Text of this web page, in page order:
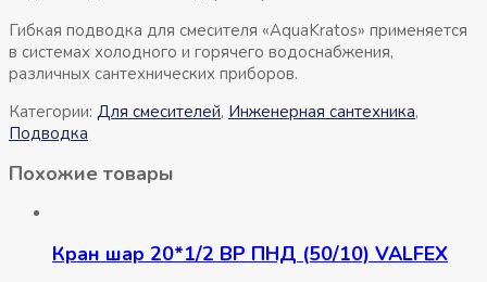
Гибкая подводка для смесителя «AquaKratos» применяется
в системах холодного и горячего водоснабжения,
различных сантехнических приборов.
Категории: Для смесителей, Инженерная сантехника,
Подводка
Похожие товары
Кран шар 20*1/2 ВР ПНД (50/10) VALFEX